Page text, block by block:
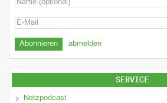
abmelden
SERVICE
Netzpodcast